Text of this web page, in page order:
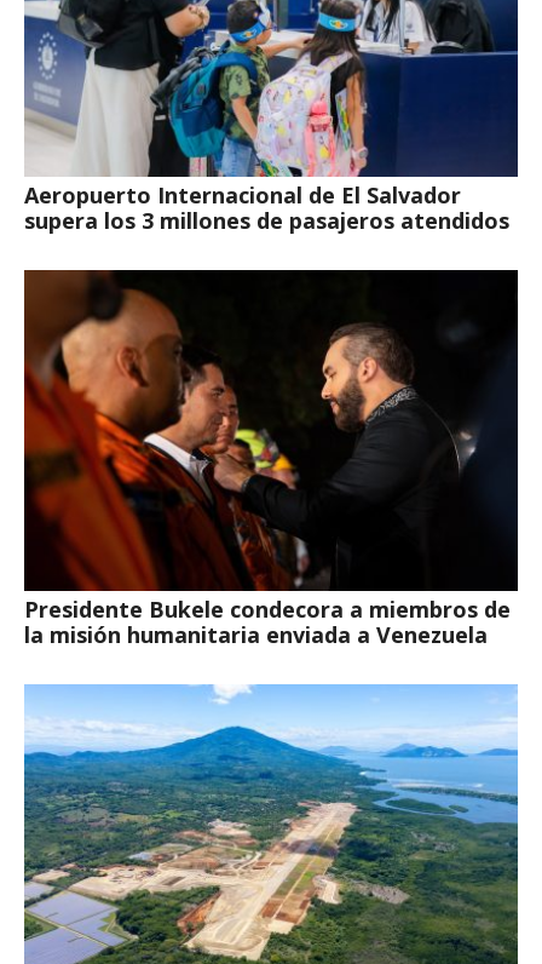
Aeropuerto Internacional de El Salvador
supera los 3 millones de pasajeros atendidos
Presidente Bukele condecora a miembros de
la misión humanitaria enviada a Venezuela